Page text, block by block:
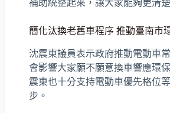
補助統整起來，讓大家能夠更清
簡化汰換老舊車程序 推動臺南市
沈震東議員表示政府推動電動車
會影響大家願不願意換車響應環
震東也十分支持電動車優先格位
步。